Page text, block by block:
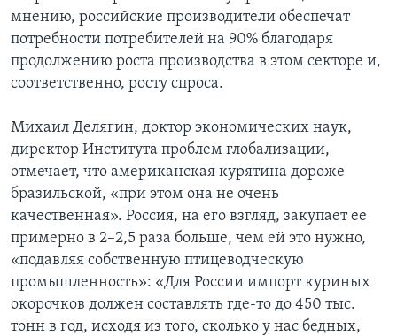
мнению, российские производители обеспечат
потребности потребителей на 90% благодаря
продолжению роста производства в этом секторе и,
соответственно, росту спроса.
Михаил Делягин, доктор экономических наук,
директор Института проблем глобализации,
отмечает, что американская курятина дороже
бразильской, «при этом она не очень
качественная». Россия, на его взгляд, закупает ее
примерно в 2–2,5 раза больше, чем ей это нужно,
«подавляя собственную птицеводческую
промышленность»: «Для России импорт куриных
окорочков должен составлять где-то до 450 тыс.
тонн в год, исходя из того, сколько у нас бедных,